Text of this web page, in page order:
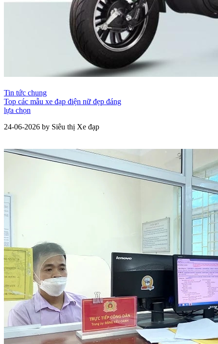
Tin tức chung
Top các mẫu xe đạp điện nữ đẹp đáng
lựa chọn
24-06-2026 by Siêu thị Xe đạp